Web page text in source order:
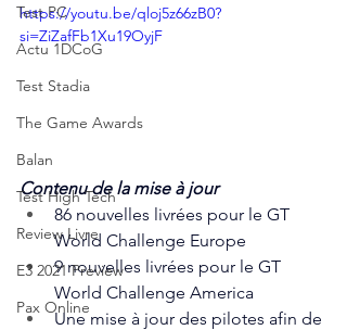
Test PC
Actu 1DCoG
Test Stadia
The Game Awards
Balan
Test High Tech
Review Livre
E3 2021 Preview
Pax Online
https://youtu.be/qloj5z66zB0?
si=ZiZafFb1Xu19OyjF
Contenu de la mise à jour
86 nouvelles livrées pour le GT
World Challenge Europe
9 nouvelles livrées pour le GT
World Challenge America
Une mise à jour des pilotes afin de